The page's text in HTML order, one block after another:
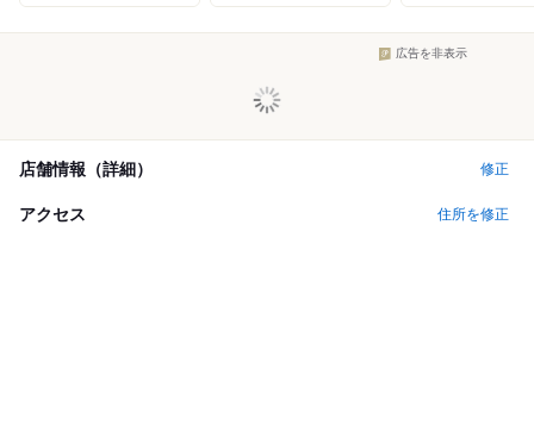
広告を非表示
店舗情報（詳細） 修正
アクセス 住所を修正